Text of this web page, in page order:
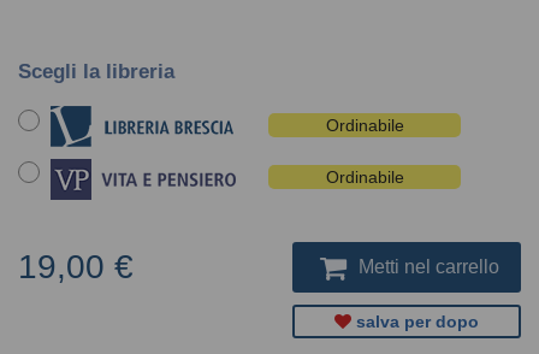
Scegli la libreria
Ordinabile
Ordinabile
19,00 € Metti nel carrello
salva per dopo